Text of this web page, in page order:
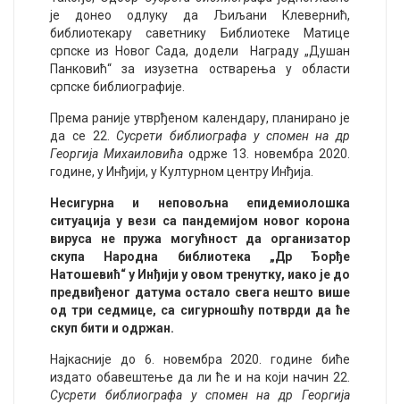
је донео одлуку да Љиљани Клевернић,
библиотекару саветнику Библиотеке Матице
српске из Новог Сада, додели Награду „Душан
Панковић“ за изузетна остварења у области
српске библиографије.
Према раније утврђеном календару, планирано је
да се 22.Сусрети библиографа у спомен на др
Георгија Михаиловићаодрже 13. новембра 2020.
године, у Инђији, у Културном центру Инђија.
Несигурна и неповољна епидемиолошка
ситуација у вези са пандемијом новог корона
вируса не пружа могућност да организатор
скупа Народна библиотека „Др Ђорђе
Натошевић“ у Инђији у овом тренутку, иако је до
предвиђеног датума остало свега нешто више
од три седмице, са сигурношћу потврди да ће
скуп бити и одржан.
Најкасније до 6. новембра 2020. године биће
издато обавештење да ли ће и на који начин 22.
Сусрети библиографа у спомен на др Георгија